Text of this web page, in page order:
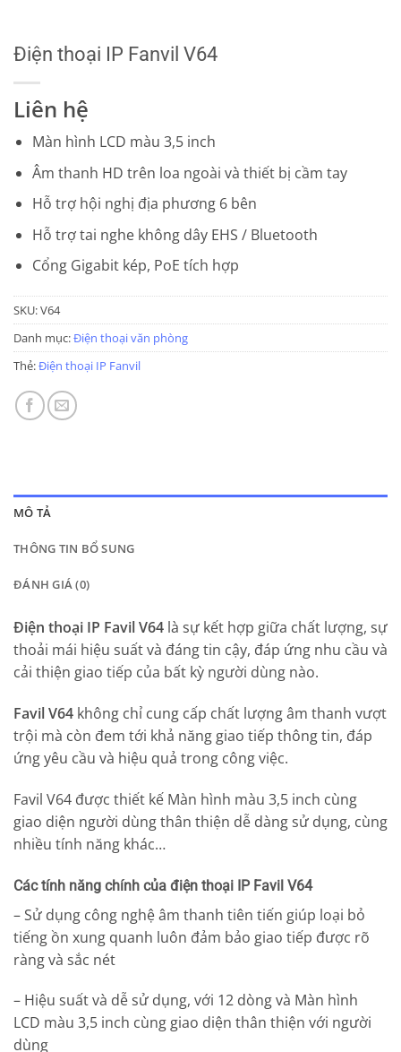
Điện thoại IP Fanvil V64
Liên hệ
Màn hình LCD màu 3,5 inch
Âm thanh HD trên loa ngoài và thiết bị cầm tay
Hỗ trợ hội nghị địa phương 6 bên
Hỗ trợ tai nghe không dây EHS / Bluetooth
Cổng Gigabit kép, PoE tích hợp
SKU:V64
Danh mục:Điện thoại văn phòng
Thẻ:Điện thoại IP Fanvil
MÔ TẢ
THÔNG TIN BỔ SUNG
ĐÁNH GIÁ (0)
Điện thoại IP Favil V64 là sự kết hợp giữa chất lượng, sự
thoải mái hiệu suất và đáng tin cậy, đáp ứng nhu cầu và
cải thiện giao tiếp của bất kỳ người dùng nào.
Favil V64 không chỉ cung cấp chất lượng âm thanh vượt
trội mà còn đem tới khả năng giao tiếp thông tin, đáp
ứng yêu cầu và hiệu quả trong công việc.
Favil V64 được thiết kế Màn hình màu 3,5 inch cùng
giao diện người dùng thân thiện dễ dàng sử dụng, cùng
nhiều tính năng khác…
Các tính năng chính của điện thoại IP Favil V64
– Sử dụng công nghệ âm thanh tiên tiến giúp loại bỏ
tiếng ồn xung quanh luôn đảm bảo giao tiếp được rõ
ràng và sắc nét
– Hiệu suất và dễ sử dụng, với 12 dòng và Màn hình
LCD màu 3,5 inch cùng giao diện thân thiện với người
dùng